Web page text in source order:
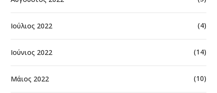
Ιούλιος 2022 (4)
Ιούνιος 2022 (14)
Μάιος 2022 (10)